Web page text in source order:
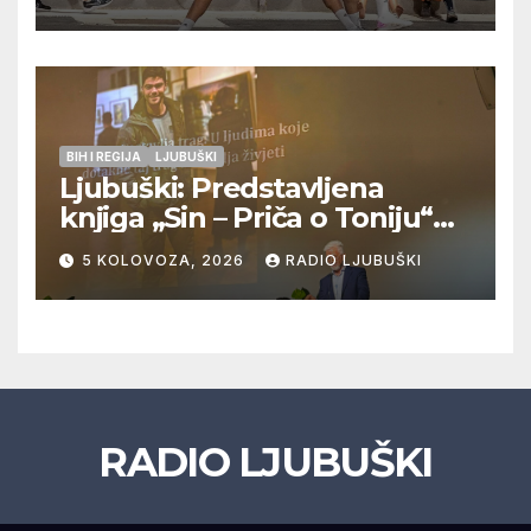
Veljaci i Cerno/Crnopod u
doigravanju, Grljevići završili
natjecanje
BIH I REGIJA LJUBUŠKI
Ljubuški: Predstavljena
knjiga „Sin – Priča o Toniju“
dr. sc. Zdenka Hercega
5 KOLOVOZA, 2026 RADIO LJUBUŠKI
RADIO LJUBUŠKI